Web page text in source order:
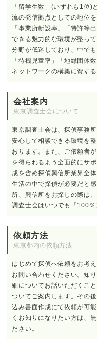
「留学生数」(いずれも1位)
流の発信拠点としての地位
「事業所新設率」「特許等
できる魅力的な環境が整っ
分野が低迷しており、中で
「待機児童率」「地縁団体
ネットワークの構築に資す
会社案内
東京調査士会について
東京調査士会は、探偵事務
安心して相談できる環境を
おります。また、ご依頼者
を得られるよう全面的にサ
成を含め探偵興信所業界全
生活の中で探偵が必要だと
所、興信所をお探しの際は
調査士会はいつでも「100％
依頼方法
東京都内の依頼方法
はじめて探偵へ依頼をお考
お問い合わせください。知
細についてお話いただくこ
ついてご案内します。その
込み書面作成にて依頼が可
くお知りになりたい方は、
ださい。